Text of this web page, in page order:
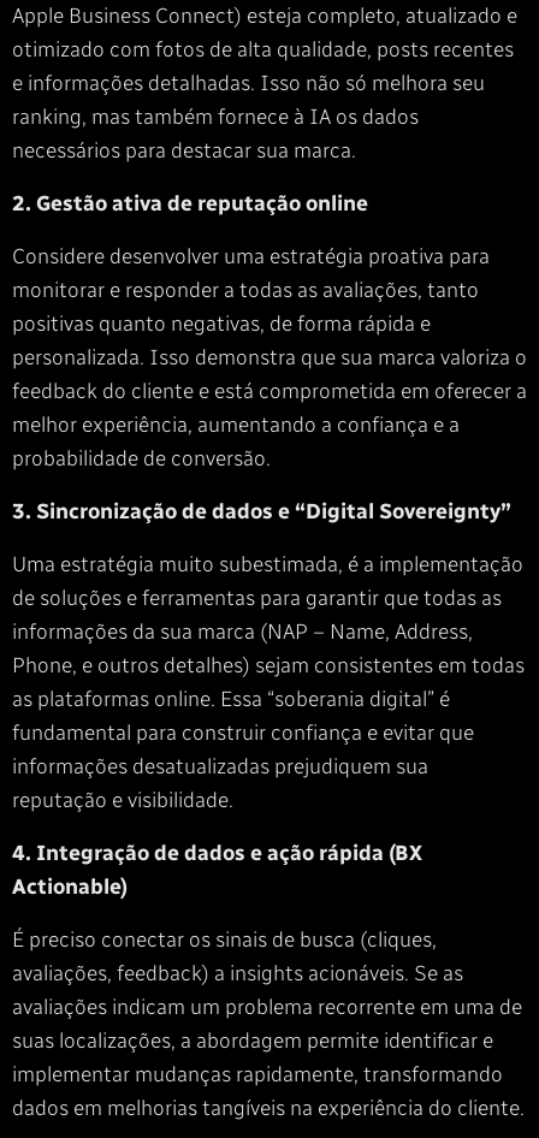
Apple Business Connect) esteja completo, atualizado e
otimizado com fotos de alta qualidade, posts recentes
e informações detalhadas. Isso não só melhora seu
ranking, mas também fornece à IA os dados
necessários para destacar sua marca.
2. Gestão ativa de reputação online
Considere desenvolver uma estratégia proativa para
monitorar e responder a todas as avaliações, tanto
positivas quanto negativas, de forma rápida e
personalizada. Isso demonstra que sua marca valoriza o
feedback do cliente e está comprometida em oferecer a
melhor experiência, aumentando a confiança e a
probabilidade de conversão.
3. Sincronização de dados e “Digital Sovereignty”
Uma estratégia muito subestimada, é a implementação
de soluções e ferramentas para garantir que todas as
informações da sua marca (NAP – Name, Address,
Phone, e outros detalhes) sejam consistentes em todas
as plataformas online. Essa “soberania digital” é
fundamental para construir confiança e evitar que
informações desatualizadas prejudiquem sua
reputação e visibilidade.
4. Integração de dados e ação rápida (BX
Actionable)
É preciso conectar os sinais de busca (cliques,
avaliações, feedback) a insights acionáveis. Se as
avaliações indicam um problema recorrente em uma de
suas localizações, a abordagem permite identificar e
implementar mudanças rapidamente, transformando
dados em melhorias tangíveis na experiência do cliente.